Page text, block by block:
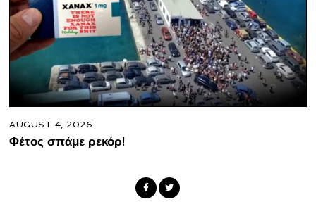
AUGUST 4, 2026
Φέτος σπάμε ρεκόρ!